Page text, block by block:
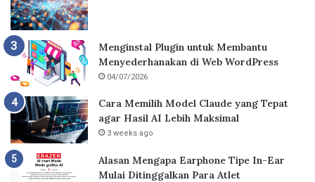
Menginstal Plugin untuk Membantu
Menyederhanakan di Web WordPress
04/07/2026
Cara Memilih Model Claude yang Tepat
agar Hasil AI Lebih Maksimal
3 weeks ago
Alasan Mengapa Earphone Tipe In-Ear
Mulai Ditinggalkan Para Atlet